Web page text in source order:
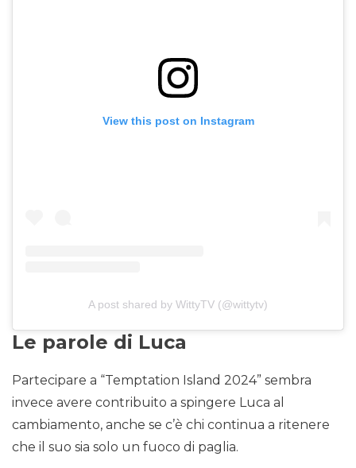
View this post on Instagram
A post shared by WittyTV (@wittytv)
Le parole di Luca
Partecipare a “Temptation Island 2024” sembra
invece avere contribuito a spingere Luca al
cambiamento, anche se c’è chi continua a ritenere
che il suo sia solo un fuoco di paglia.